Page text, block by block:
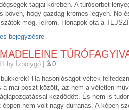
tagjai körében. A túrósorbet
bőven, hogy gazdag krémes legyen. No
meg, leírom. Hónapok óta a
bejegyzésre
by Ízbolygó |
0
Ha hasonlóságot véltek
a mai poszt között, az nem a véletlen
kezdődött. És nem is
éppen nem volt nagy durranás. A képen